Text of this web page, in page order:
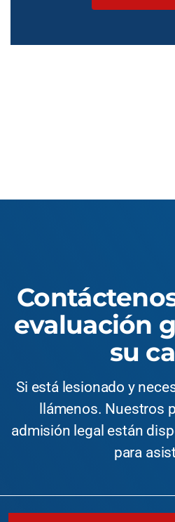
evaluación
su
Si está lesionado y
llámenos. Nuestros
admisión legal están
para